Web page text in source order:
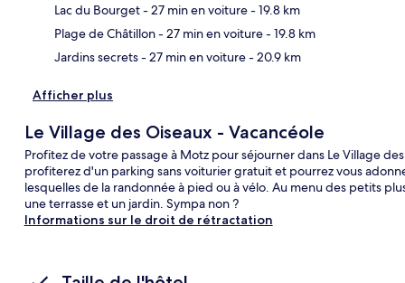
Lac du Bourget- 27 min en voiture- 19.8 km
Plage de Châtillon- 27 min en voiture- 19.8 km
Jardins secrets- 27 min en voiture- 20.9 km
Afficher plus
Le Village des Oiseaux - Vacancéole
Profitez de votre passage à Motz pour séjourner dans Le Village
profiterez d'un parking sans voiturier gratuit et pourrez vous
lesquelles de la randonnée à pied ou à vélo. Au menu des petits
une terrasse et un jardin. Sympa non ?
Informations sur le droit de rétractation